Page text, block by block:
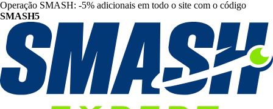
Operação SMASH: -5% adicionais em todo o site com o código
SMASH5